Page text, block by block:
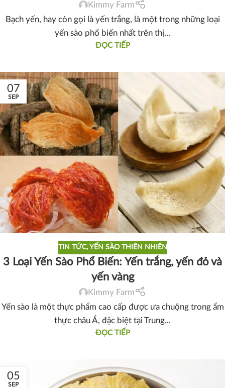
Kimmy Farm
Bạch yến, hay còn gọi là yến trắng, là một trong những loại
yến sào phổ biến nhất trên thị...
ĐỌC TIẾP
07
SEP
TIN TỨC, YẾN SÀO THIÊN NHIÊN
3 Loại Yến Sào Phổ Biến: Yến trắng, yến đỏ và
yến vàng
Kimmy Farm
Yến sào là một thực phẩm cao cấp được ưa chuộng trong ẩm
thực châu Á, đặc biệt tại Trung...
ĐỌC TIẾP
05
SEP